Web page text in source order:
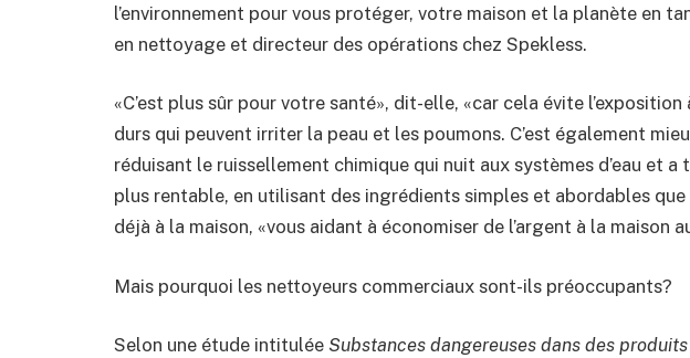
l’environnement pour vous protéger, votre maison et la planète en
en nettoyage et directeur des opérations chez Spekless.
«C’est plus sûr pour votre santé», dit-elle, «car cela évite
durs qui peuvent irriter la peau et les poumons. C’est également
réduisant le ruissellement chimique qui nuit aux systèmes d’eau et a
plus rentable, en utilisant des ingrédients simples et abordables
déjà à la maison, «vous aidant à économiser de l’argent à la maison
Mais pourquoi les nettoyeurs commerciaux sont-ils préoccupants?
Selon une étude intitulée Substances dangereuses dans des